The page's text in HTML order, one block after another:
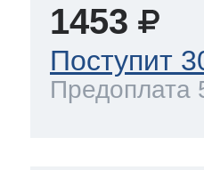
1453
Поступит
Предоплата